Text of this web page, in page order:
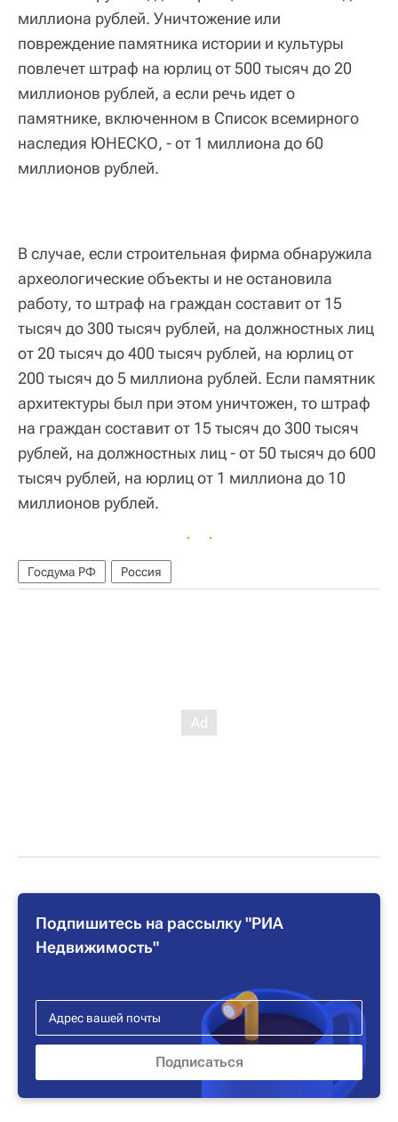
миллиона рублей. Уничтожение или
повреждение памятника истории и культуры
повлечет штраф на юрлиц от 500 тысяч до 20
миллионов рублей, а если речь идет о
памятнике, включенном в Список всемирного
наследия ЮНЕСКО, - от 1 миллиона до 60
миллионов рублей.
В случае, если строительная фирма обнаружила
археологические объекты и не остановила
работу, то штраф на граждан составит от 15
тысяч до 300 тысяч рублей, на должностных лиц
от 20 тысяч до 400 тысяч рублей, на юрлиц от
200 тысяч до 5 миллиона рублей. Если памятник
архитектуры был при этом уничтожен, то штраф
на граждан составит от 15 тысяч до 300 тысяч
рублей, на должностных лиц - от 50 тысяч до 600
тысяч рублей, на юрлиц от 1 миллиона до 10
миллионов рублей.
Госдума РФ Россия
Подпишитесь на рассылку "РИА
Недвижимость"